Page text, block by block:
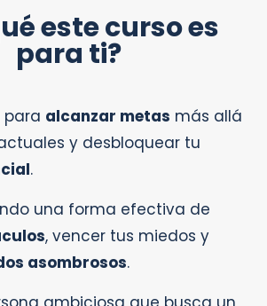
este curso es
para ti?
para alcanzar metas más allá
y desbloquear tu
.
una forma efectiva de
, vencer tus miedos y
asombrosos.